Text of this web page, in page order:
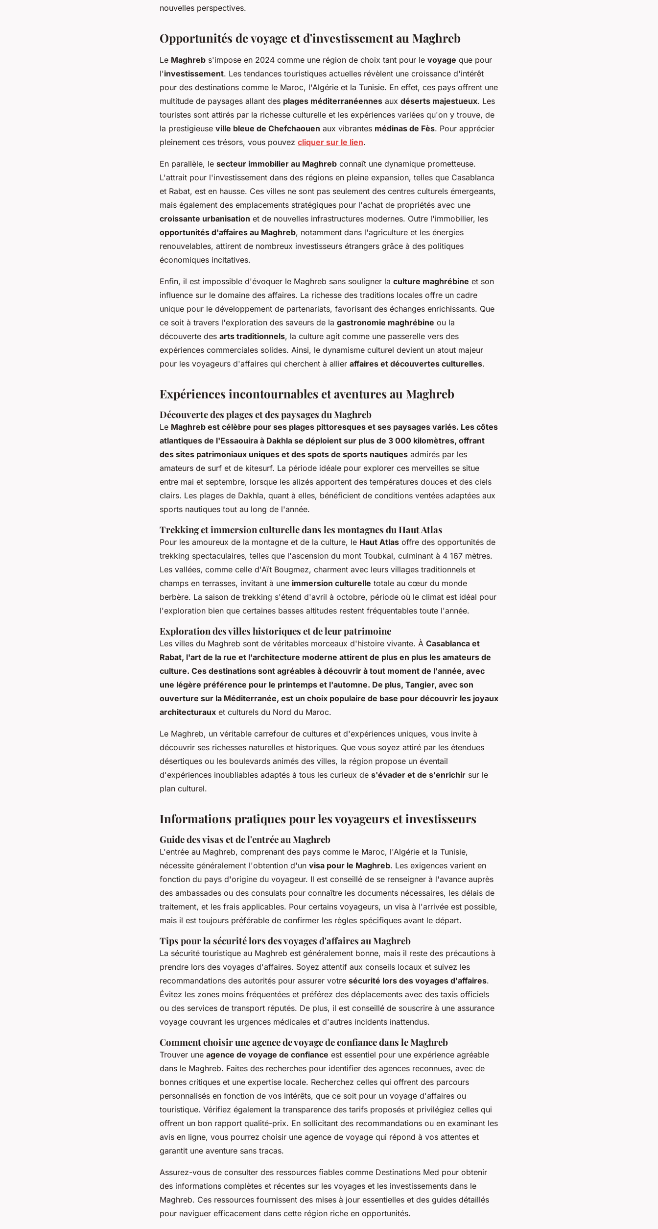
nouvelles perspectives.
Opportunités de voyage et d'investissement au Maghreb
Le Maghreb s'impose en 2024 comme une région de choix tant pour le voyage que pour
l'investissement. Les tendances touristiques actuelles révèlent une croissance d'intérêt
pour des destinations comme le Maroc, l'Algérie et la Tunisie. En effet, ces pays offrent une
multitude de paysages allant des plages méditerranéennes aux déserts majestueux. Les
touristes sont attirés par la richesse culturelle et les expériences variées qu'on y trouve, de
la prestigieuse ville bleue de Chefchaouen aux vibrantes médinas de Fès. Pour apprécier
pleinement ces trésors, vous pouvez cliquer sur le lien.
En parallèle, le secteur immobilier au Maghreb connaît une dynamique prometteuse.
L'attrait pour l'investissement dans des régions en pleine expansion, telles que Casablanca
et Rabat, est en hausse. Ces villes ne sont pas seulement des centres culturels émergeants,
mais également des emplacements stratégiques pour l'achat de propriétés avec une
croissante urbanisation et de nouvelles infrastructures modernes. Outre l'immobilier, les
opportunités d'affaires au Maghreb, notamment dans l'agriculture et les énergies
renouvelables, attirent de nombreux investisseurs étrangers grâce à des politiques
économiques incitatives.
Enfin, il est impossible d'évoquer le Maghreb sans souligner la culture maghrébine et son
influence sur le domaine des affaires. La richesse des traditions locales offre un cadre
unique pour le développement de partenariats, favorisant des échanges enrichissants. Que
ce soit à travers l'exploration des saveurs de la gastronomie maghrébine ou la
découverte des arts traditionnels, la culture agit comme une passerelle vers des
expériences commerciales solides. Ainsi, le dynamisme culturel devient un atout majeur
pour les voyageurs d'affaires qui cherchent à allier affaires et découvertes culturelles.
Expériences incontournables et aventures au Maghreb
Découverte des plages et des paysages du Maghreb
Le Maghreb est célèbre pour ses plages pittoresques et ses paysages variés. Les côtes
atlantiques de l'Essaouira à Dakhla se déploient sur plus de 3 000 kilomètres, offrant
des sites patrimoniaux uniques et des spots de sports nautiques admirés par les
amateurs de surf et de kitesurf. La période idéale pour explorer ces merveilles se situe
entre mai et septembre, lorsque les alizés apportent des températures douces et des ciels
clairs. Les plages de Dakhla, quant à elles, bénéficient de conditions ventées adaptées aux
sports nautiques tout au long de l'année.
Trekking et immersion culturelle dans les montagnes du Haut Atlas
Pour les amoureux de la montagne et de la culture, le Haut Atlas offre des opportunités de
trekking spectaculaires, telles que l'ascension du mont Toubkal, culminant à 4 167 mètres.
Les vallées, comme celle d'Aït Bougmez, charment avec leurs villages traditionnels et
champs en terrasses, invitant à une immersion culturelle totale au cœur du monde
berbère. La saison de trekking s'étend d'avril à octobre, période où le climat est idéal pour
l'exploration bien que certaines basses altitudes restent fréquentables toute l'année.
Exploration des villes historiques et de leur patrimoine
Les villes du Maghreb sont de véritables morceaux d'histoire vivante. À Casablanca et
Rabat, l'art de la rue et l'architecture moderne attirent de plus en plus les amateurs de
culture. Ces destinations sont agréables à découvrir à tout moment de l'année, avec
une légère préférence pour le printemps et l'automne. De plus, Tangier, avec son
ouverture sur la Méditerranée, est un choix populaire de base pour découvrir les joyaux
architecturaux et culturels du Nord du Maroc.
Le Maghreb, un véritable carrefour de cultures et d'expériences uniques, vous invite à
découvrir ses richesses naturelles et historiques. Que vous soyez attiré par les étendues
désertiques ou les boulevards animés des villes, la région propose un éventail
d'expériences inoubliables adaptés à tous les curieux de s'évader et de s'enrichir sur le
plan culturel.
Informations pratiques pour les voyageurs et investisseurs
Guide des visas et de l'entrée au Maghreb
L'entrée au Maghreb, comprenant des pays comme le Maroc, l'Algérie et la Tunisie,
nécessite généralement l'obtention d'un visa pour le Maghreb. Les exigences varient en
fonction du pays d'origine du voyageur. Il est conseillé de se renseigner à l'avance auprès
des ambassades ou des consulats pour connaître les documents nécessaires, les délais de
traitement, et les frais applicables. Pour certains voyageurs, un visa à l'arrivée est possible,
mais il est toujours préférable de confirmer les règles spécifiques avant le départ.
Tips pour la sécurité lors des voyages d'affaires au Maghreb
La sécurité touristique au Maghreb est généralement bonne, mais il reste des précautions à
prendre lors des voyages d'affaires. Soyez attentif aux conseils locaux et suivez les
recommandations des autorités pour assurer votre sécurité lors des voyages d'affaires.
Évitez les zones moins fréquentées et préférez des déplacements avec des taxis officiels
ou des services de transport réputés. De plus, il est conseillé de souscrire à une assurance
voyage couvrant les urgences médicales et d'autres incidents inattendus.
Comment choisir une agence de voyage de confiance dans le Maghreb
Trouver une agence de voyage de confiance est essentiel pour une expérience agréable
dans le Maghreb. Faites des recherches pour identifier des agences reconnues, avec de
bonnes critiques et une expertise locale. Recherchez celles qui offrent des parcours
personnalisés en fonction de vos intérêts, que ce soit pour un voyage d'affaires ou
touristique. Vérifiez également la transparence des tarifs proposés et privilégiez celles qui
offrent un bon rapport qualité-prix. En sollicitant des recommandations ou en examinant les
avis en ligne, vous pourrez choisir une agence de voyage qui répond à vos attentes et
garantit une aventure sans tracas.
Assurez-vous de consulter des ressources fiables comme Destinations Med pour obtenir
des informations complètes et récentes sur les voyages et les investissements dans le
Maghreb. Ces ressources fournissent des mises à jour essentielles et des guides détaillés
pour naviguer efficacement dans cette région riche en opportunités.